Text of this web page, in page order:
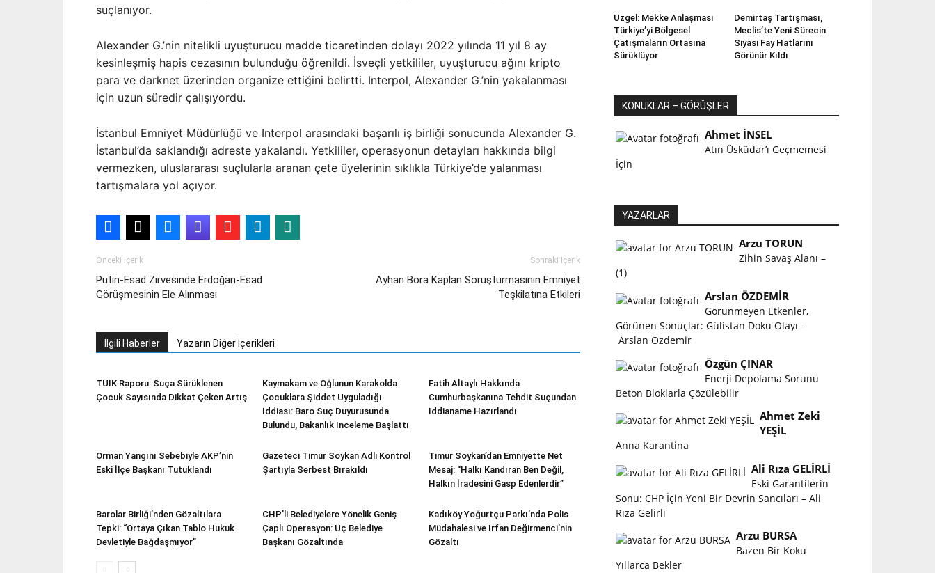
suçlanıyor.
Alexander G.’nin nitelikli uyuşturucu madde ticaretinden dolayı 2022 yılında 11 yıl 8 ay
kesinleşmiş hapis cezasının bulunduğu öğrenildi. İsveçli yetkililer, uyuşturucu ağını kripto
para ve darknet üzerinden organize ettiğini belirtti. Interpol, Alexander G.’nin yakalanması
için uzun süredir çalışıyordu.
İstanbul Emniyet Müdürlüğü ve Interpol arasındaki başarılı iş birliği sonucunda Alexander G.
İstanbul’da saklandığı adreste yakalandı. Yetkililer, operasyonun detayları hakkında bilgi
vermezken, uluslararası suçlularla aranan çete üyelerinin sıklıkla Türkiye’de yalanması
tartışmalara yol açıyor.
Önceki İçerik
Putin-Esad Zirvesinde Erdoğan-Esad
Görüşmesinin Ele Alınması
Sonraki İçerik
Ayhan Bora Kaplan Soruşturmasının Emniyet
Teşkilatına Etkileri
İlgili Haberler Yazarın Diğer İçerikleri
TÜİK Raporu: Suça Sürüklenen
Çocuk Sayısında Dikkat Çeken Artış
Kaymakam ve Oğlunun Karakolda
Çocuklara Şiddet Uyguladığı
İddiası: Baro Suç Duyurusunda
Bulundu, Bakanlık İnceleme Başlattı
Fatih Altaylı Hakkında
Cumhurbaşkanına Tehdit Suçundan
İddianame Hazırlandı
Orman Yangını Sebebiyle AKP’nin
Eski İlçe Başkanı Tutuklandı
Gazeteci Timur Soykan Adli Kontrol
Şartıyla Serbest Bırakıldı
Timur Soykan’dan Emniyette Net
Mesaj: “Halkı Kandıran Ben Değil,
Halkın İradesini Gasp Edenlerdir”
Barolar Birliği’nden Gözaltılara
Tepki: “Ortaya Çıkan Tablo Hukuk
Devletiyle Bağdaşmıyor”
CHP’li Belediyelere Yönelik Geniş
Çaplı Operasyon: Üç Belediye
Başkanı Gözaltında
Kadıköy Yoğurtçu Parkı’nda Polis
Müdahalesi ve İrfan Değirmenci’nin
Gözaltı
Uzgel: Mekke Anlaşması
Türkiye’yi Bölgesel
Çatışmaların Ortasına
Sürüklüyor
Demirtaş Tartışması,
Meclis’te Yeni Sürecin
Siyasi Fay Hatlarını
Görünür Kıldı
KONUKLAR – GÖRÜŞLER
Ahmet İNSEL
Atın Üsküdar’ı Geçmemesi
İçin
YAZARLAR
Arzu TORUN
Zihin Savaş Alanı –
(1)
Arslan ÖZDEMİR
Görünmeyen Etkenler,
Görünen Sonuçlar: Gülistan Doku Olayı –
Arslan Özdemir
Özgün ÇINAR
Enerji Depolama Sorunu
Beton Bloklarla Çözülebilir
Ahmet Zeki
YEŞİL
Anna Karantina
Ali Rıza GELİRLİ
Eski Garantilerin
Sonu: CHP İçin Yeni Bir Devrin Sancıları – Ali
Rıza Gelirli
Arzu BURSA
Bazen Bir Koku
Yıllarca Bekler